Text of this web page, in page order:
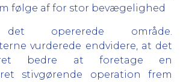
følge af for stor bevægelighed
opererede område.
vurderede endvidere, at det
bedre at foretage en
stivgørende operation frem